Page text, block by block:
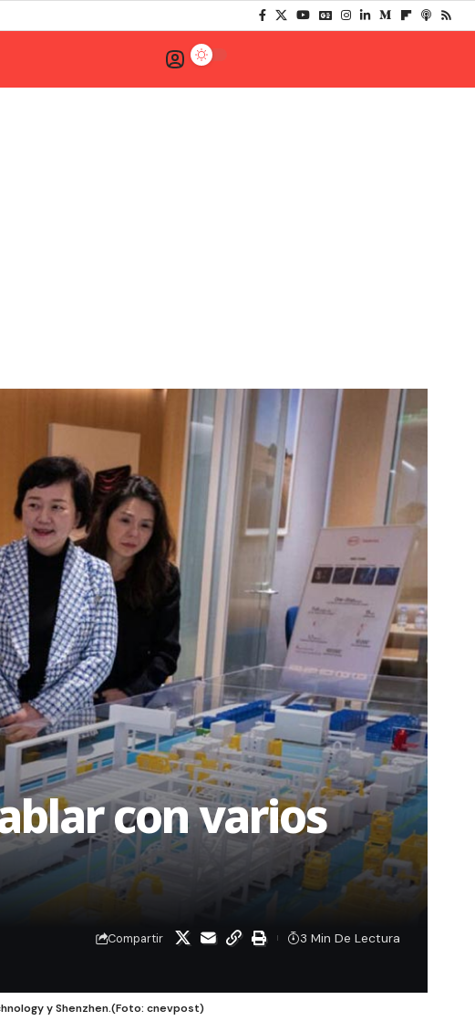
con varios
Compartir 3 Min De Lectura
y Shenzhen.(Foto: cnevpost)